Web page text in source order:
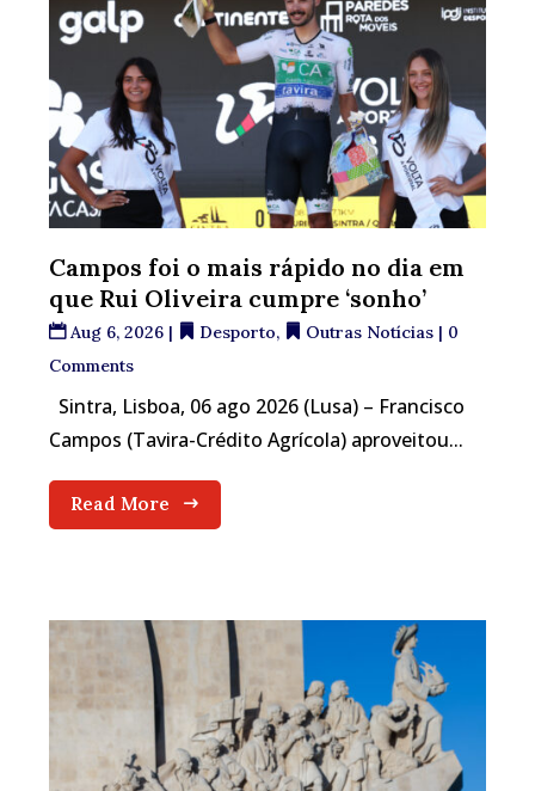
Campos foi o mais rápido no dia em
que Rui Oliveira cumpre ‘sonho’
Aug 6, 2026 | Desporto, Outras Notícias | 0
Comments
Sintra, Lisboa, 06 ago 2026 (Lusa) – Francisco
Campos (Tavira-Crédito Agrícola) aproveitou...
Read More